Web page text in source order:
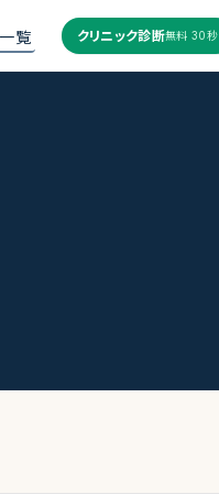
覧 クリニック診断無料 30秒